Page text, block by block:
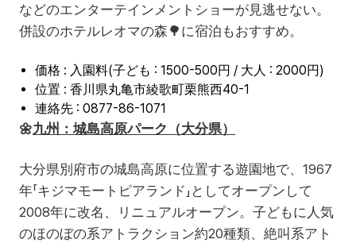
などのエンターテインメントショーが見逃せない。
併設のホテルレオマの森🌳に宿泊もおすすめ。
価格 : 入園料(子ども : 1500-500円 / 大人 : 2000円)
位置 : 香川県丸亀市綾歌町栗熊西40-1
連絡先 : 0877-86-1071
🌼九州：城島高原パーク（大分県）
大分県別府市の城島高原に位置する遊園地で、1967
年「キジマモートピアランド」としてオープンして
2008年に改名、リニュアルオープン。子どもに人気
のほのぼの系アトラクション約20種類、絶叫系アト